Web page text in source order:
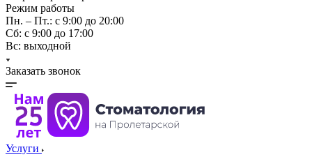
Режим работы
Пн. – Пт.: с 9:00 до 20:00
Cб: с 9:00 до 17:00
Вс: выходной
Заказать звонок
Услуги